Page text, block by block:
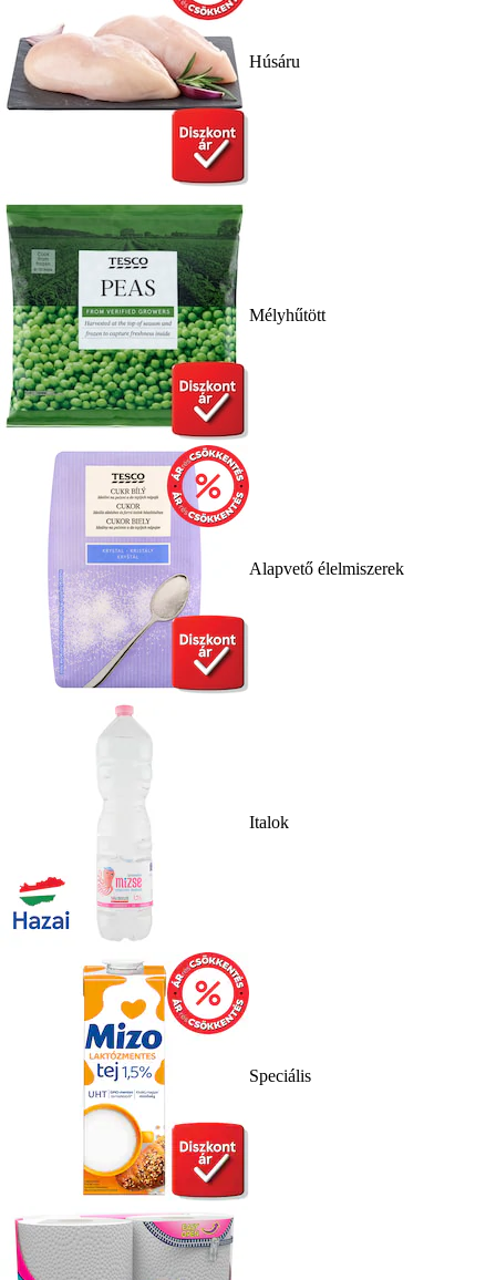
Húsáru
Mélyhűtött
Alapvető élelmiszerek
Italok
Speciális